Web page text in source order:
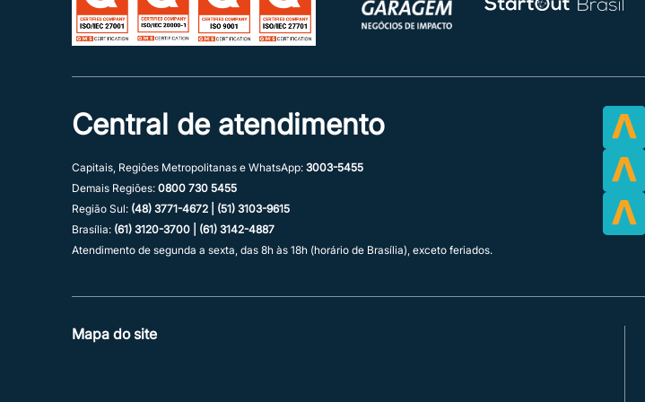
Central de atendimento
Capitais, Regiões Metropolitanas e WhatsApp: 3003-5455
Demais Regiões: 0800 730 5455
Região Sul: (48) 3771-4672 | (51) 3103-9615
Brasília: (61) 3120-3700 | (61) 3142-4887
Atendimento de segunda a sexta, das 8h às 18h (horário de Brasília), exceto feriados.
Mapa do site